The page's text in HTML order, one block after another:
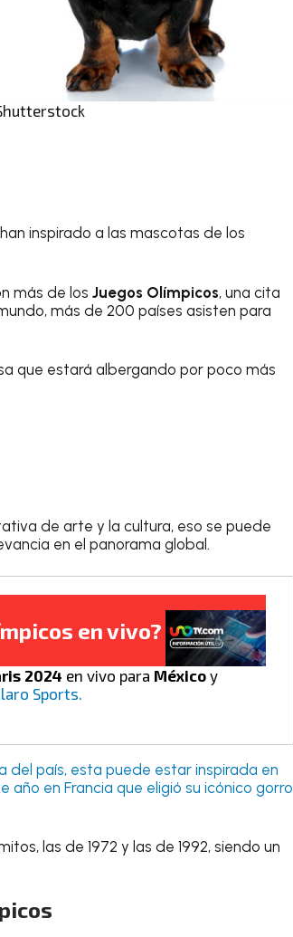
inspirado a las mascotas de los
más de los Juegos Olímpicos, una cita
más de 200 países asisten para
que estará albergando por poco más
de arte y la cultura, eso se puede
en el panorama global.
en vivo?
2024 en vivo para México y
Sports.
del país, esta puede estar inspirada en
en Francia que eligió su icónico gorro
las de 1972 y las de 1992, siendo un